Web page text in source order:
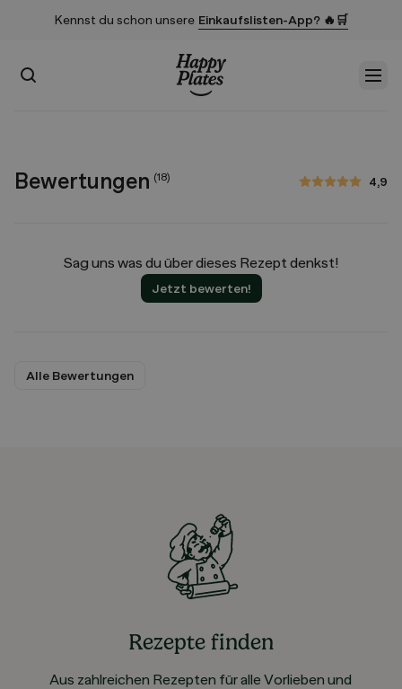
Kennst du schon unsere Einkaufslisten-App? 🔥🛒
Suchen
Bewertungen (18) 4,9
4,9 von 5 Sternen
Sag uns was du über dieses Rezept denkst!
Jetzt bewerten!
Alle Bewertungen
Rezepte finden
Aus zahlreichen Rezepten für alle Vorlieben und